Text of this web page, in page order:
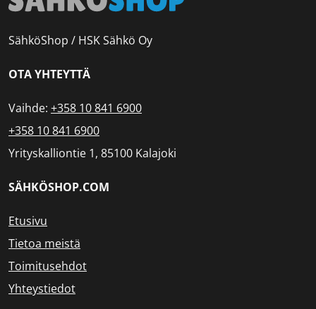
SähköShop / HSK Sähkö Oy
OTA YHTEYTTÄ
Vaihde: +358 10 841 6900
+358 10 841 6900
Yrityskalliontie 1, 85100 Kalajoki
SÄHKÖSHOP.COM
Etusivu
Tietoa meistä
Toimitusehdot
Yhteystiedot